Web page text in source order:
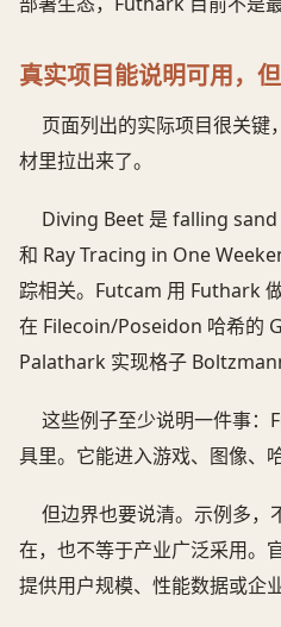
真实项目能说明可用，
页面列出的实际项目很关
材里拉出来了。
Diving Beet 是 falling
和 Ray Tracing in One
踪相关。Futcam 用 Futhark
在 Filecoin/Poseidon 哈希的
Palathark 实现格子
这些例子至少说明一件事
具里。它能进入游戏、图像、
但边界也要说清。示例多，
在，也不等于产业广泛采用。
提供用户规模、性能数据或企